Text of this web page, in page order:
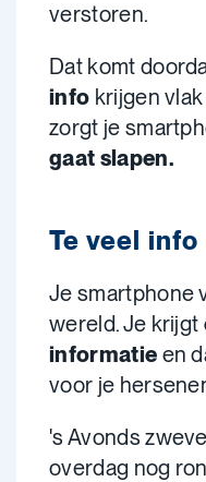
verstoren.
Dat komt
info krijgen
zorgt je
gaat slapen.
Te veel info
Je smartphone
wereld. Je krijgt
informatie en
voor je
's Avonds
overdag nog